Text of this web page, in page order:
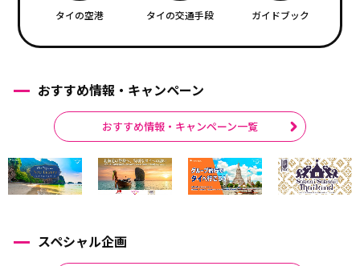
タイの空港 タイの交通手段 ガイドブック
おすすめ情報・キャンペーン
おすすめ情報・キャンペーン一覧
スペシャル企画